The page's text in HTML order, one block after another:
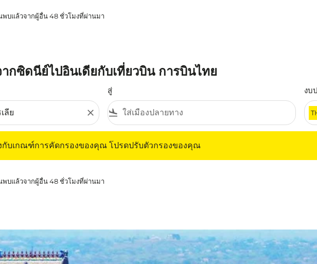
บแล้วจากผู้อื่น 48 ชั่วโมงที่ผ่านมา
กซิดนีย์ไปอินเดียกับเที่ยวบิน การบินไทย
close
สู่
flight_land
งบ
กับเกณฑ์การคัดกรองของคุณ โปรดปรับตัวกรองของคุณ
บแล้วจากผู้อื่น 48 ชั่วโมงที่ผ่านมา